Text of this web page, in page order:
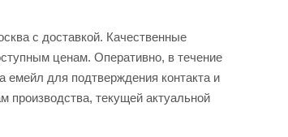
с доставкой. Качественные
ценам. Оперативно, в течение
емейл для подтверждения контакта и
производства, текущей актуальной